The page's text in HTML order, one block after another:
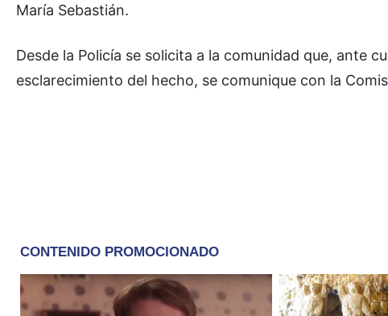
María Sebastián.
Desde la Policía se solicita a la comunidad que, ante
esclarecimiento del hecho, se comunique con la